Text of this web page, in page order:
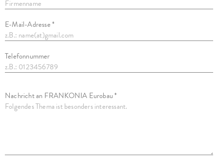
E-Mail-Adresse *
Telefonnummer
Nachricht an FRANKONIA Eurobau *